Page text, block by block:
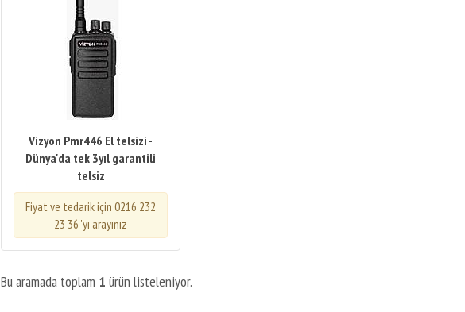
Vizyon Pmr446 El telsizi -
Dünya'da tek 3yıl garantili
telsiz
Fiyat ve tedarik için 0216 232
23 36 'yı arayınız
Bu aramada toplam 1 ürün listeleniyor.